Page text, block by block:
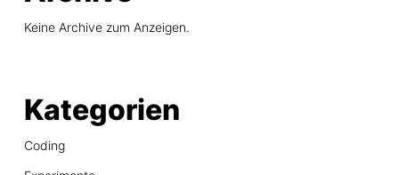
Keine Archive zum Anzeigen.
Kategorien
Coding